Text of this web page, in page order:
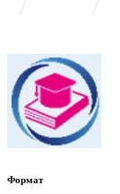
Формат